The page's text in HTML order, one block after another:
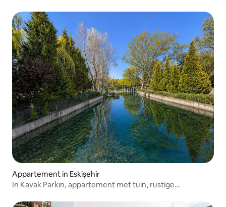
Appartement in Eskişehir
In Kavak Parkın, appartement met tuin, rustige